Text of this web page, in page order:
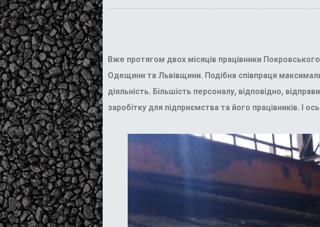
Вже протягом двох місяців працівники
Одещини та Львівщини. Подібна співпраця
діяльність. Більшість персоналу, відповідно,
заробітку для підприємства та його працівників. І